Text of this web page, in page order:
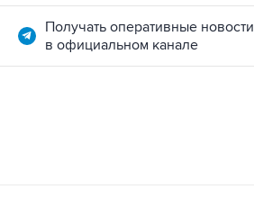
Получать оперативные новости
в официальном канале